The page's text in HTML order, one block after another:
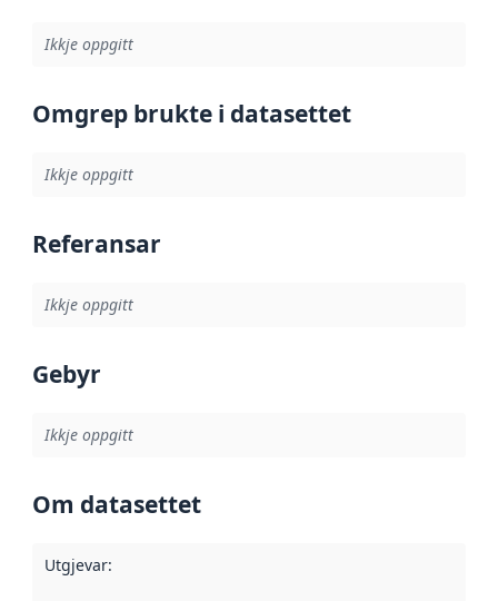
Ikkje oppgitt
Omgrep brukte i datasettet
Ikkje oppgitt
Referansar
Ikkje oppgitt
Gebyr
Ikkje oppgitt
Om datasettet
Utgjevar: